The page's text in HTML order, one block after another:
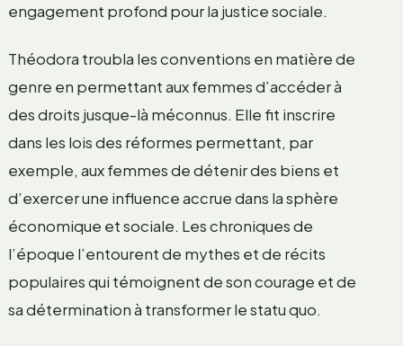
engagement profond pour la justice sociale.
Théodora troubla les conventions en matière de
genre en permettant aux femmes d’accéder à
des droits jusque-là méconnus. Elle fit inscrire
dans les lois des réformes permettant, par
exemple, aux femmes de détenir des biens et
d’exercer une influence accrue dans la sphère
économique et sociale. Les chroniques de
l’époque l’entourent de mythes et de récits
populaires qui témoignent de son courage et de
sa détermination à transformer le statu quo.